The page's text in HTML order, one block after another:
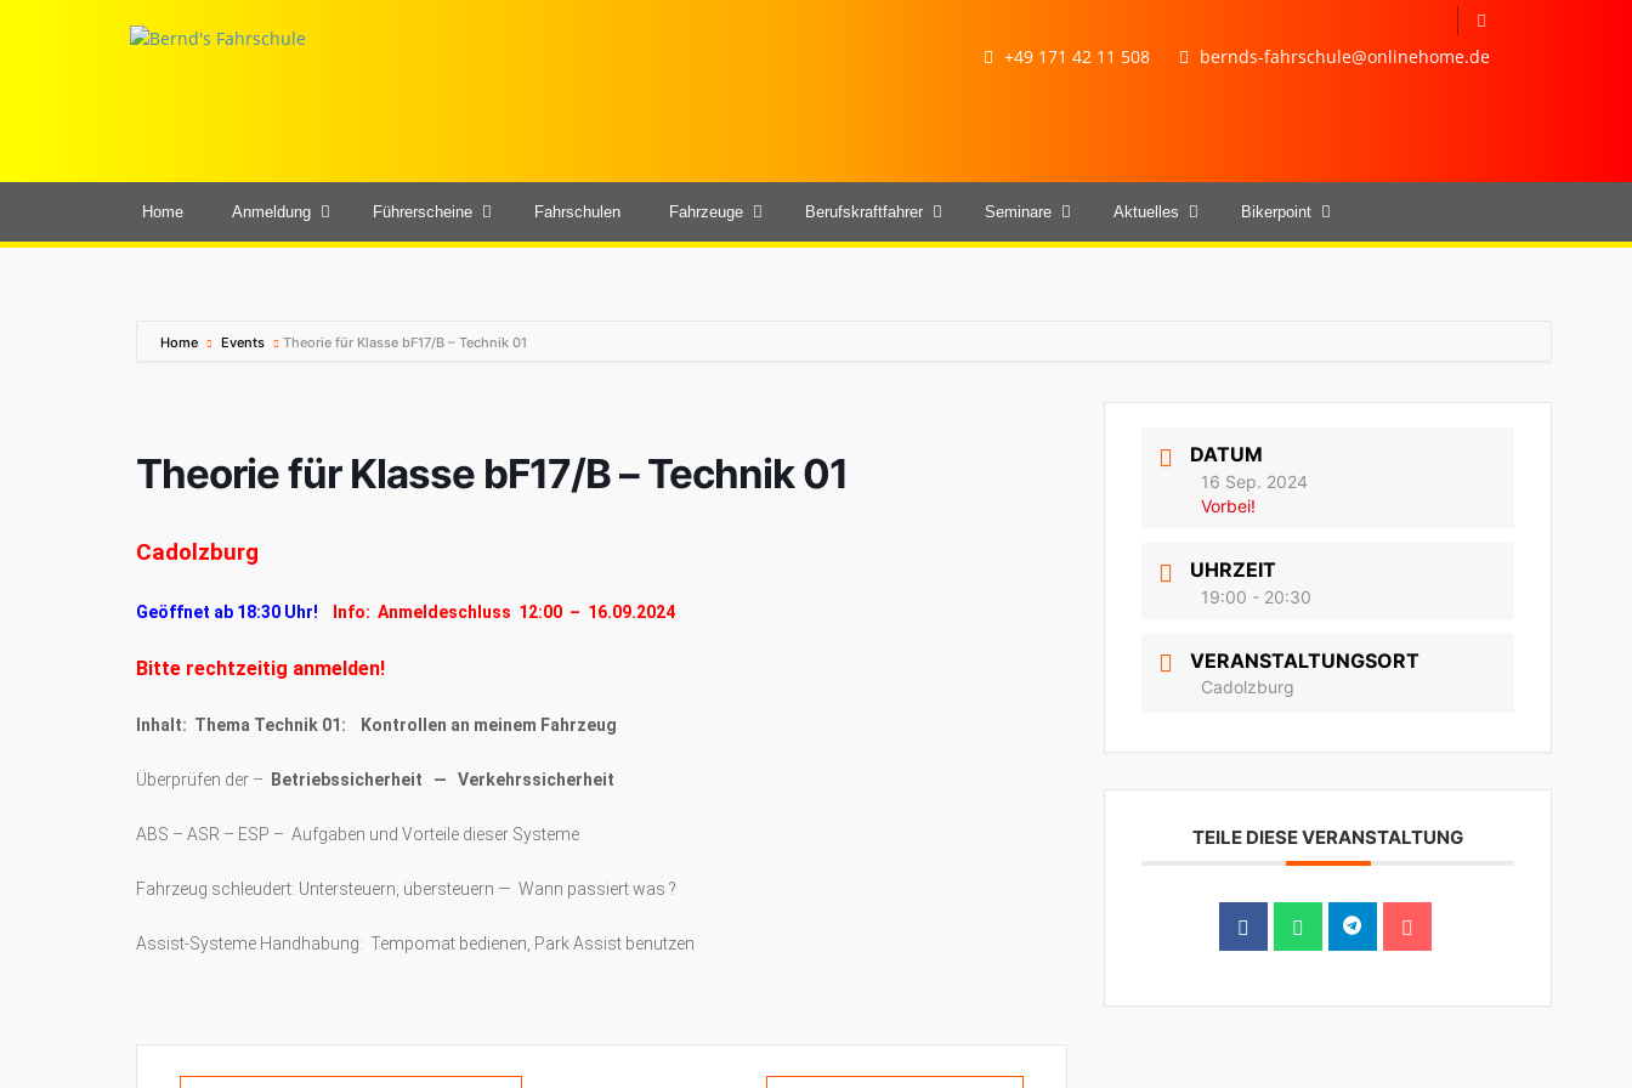
+49 171 42 11 508 bernds-fahrschule@onlinehome.de
Home Anmeldung Führerscheine Fahrschulen Fahrzeuge Berufskraftfahrer Seminare Aktuelles Bikerpoint
Home Events Theorie für Klasse bF17/B – Technik 01
Theorie für Klasse bF17/B – Technik 01
Cadolzburg
Geöffnet ab 18:30 Uhr! Info: Anmeldeschluss 12:00 – 16.09.2024
Bitte rechtzeitig anmelden!
Inhalt: Thema Technik 01: Kontrollen an meinem Fahrzeug
Überprüfen der – Betriebssicherheit — Verkehrssicherheit
ABS – ASR – ESP – Aufgaben und Vorteile dieser Systeme
Fahrzeug schleudert: Untersteuern, übersteuern — Wann passiert was ?
Assist-Systeme Handhabung: Tempomat bedienen, Park Assist benutzen
DATUM
16 Sep. 2024
Vorbei!
UHRZEIT
19:00 - 20:30
VERANSTALTUNGSORT
Cadolzburg
TEILE DIESE VERANSTALTUNG